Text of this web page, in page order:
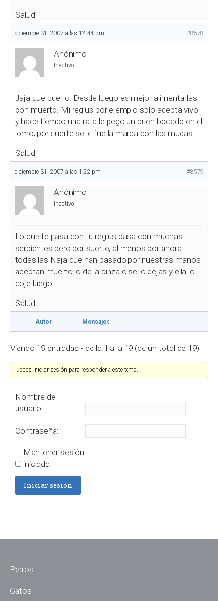
Salud.
diciembre 31, 2007 a las 12:44 pm #8578
Anónimo
Inactivo
Jaja que bueno. Desde luego es mejor alimentarlas
con muerto. Mi regius por ejemplo solo acepta vivo
y hace tiempo una rata le pego un buen bocado en el
lomo, por suerte se le fue la marca con las mudas.
Salud.
diciembre 31, 2007 a las 1:22 pm #8579
Anónimo
Inactivo
Lo que te pasa con tu regius pasa con muchas
serpientes pero por suerte, al menos por ahora,
todas las Naja que han pasado por nuestras manos
aceptan muerto, o de la pinza o se lo dejas y ella lo
coje luego.
Salud.
Autor Mensajes
Viendo 19 entradas - de la 1 a la 19 (de un total de 19)
Debes iniciar sesión para responder a este tema.
Nombre de
usuario:
Contraseña:
Mantener sesión
iniciada
Iniciar sesión
Perros
Gatos